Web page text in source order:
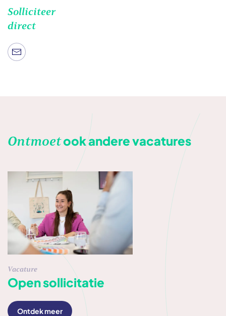
Solliciteer
direct
Ontmoetook andere vacatures
Vacature
Open sollicitatie
Ontdek meer